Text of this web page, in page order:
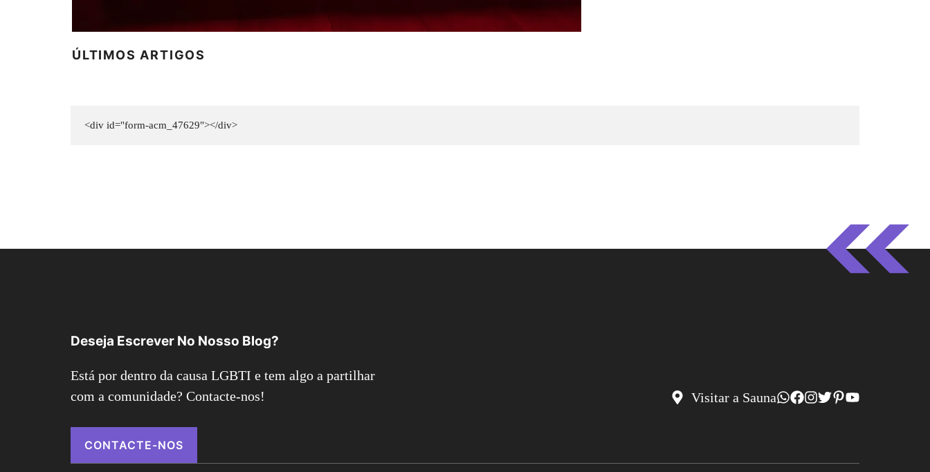
ÚLTIMOS ARTIGOS
<div id="form-acm_47629"></div>
Deseja Escrever No Nosso Blog?
Está por dentro da causa LGBTI e tem algo a partilhar
com a comunidade? Contacte-nos!
CONTACTE-NOS
Visitar a Sauna